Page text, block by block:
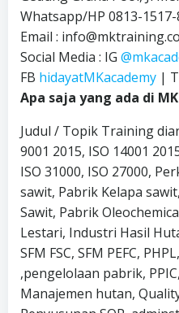
Whatsapp/HP 0813-
Email :
Social Media : IG
FB hidayatMKacademy |
Apa saja yang ada di
Judul / Topik Training
9001 2015, ISO 14001
ISO 31000, ISO 27000,
sawit, Pabrik Kelapa
Sawit, Pabrik
Lestari, Industri Hasil
SFM FSC, SFM PEFC,
,pengelolaan pabrik,
Manajemen hutan,